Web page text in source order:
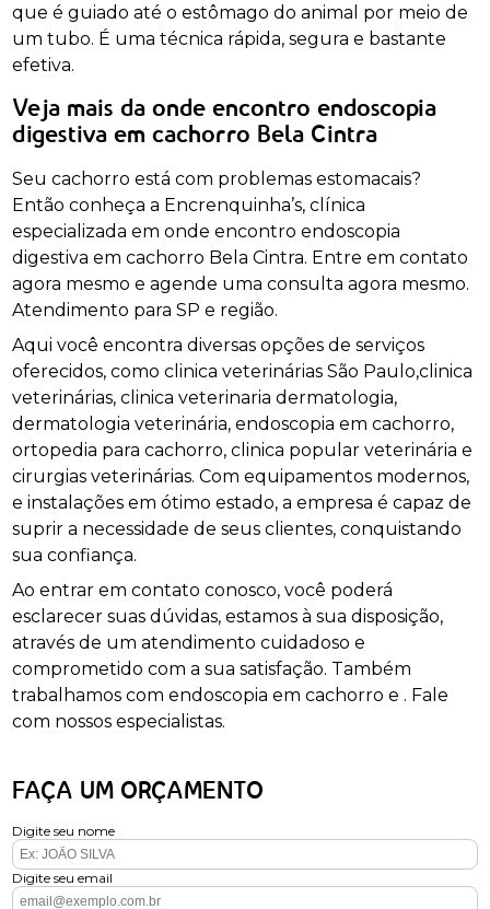
que é guiado até o estômago do animal por meio de
um tubo. É uma técnica rápida, segura e bastante
efetiva.
Veja mais da onde encontro endoscopia
digestiva em cachorro Bela Cintra
Seu cachorro está com problemas estomacais?
Então conheça a Encrenquinha’s, clínica
especializada em onde encontro endoscopia
digestiva em cachorro Bela Cintra. Entre em contato
agora mesmo e agende uma consulta agora mesmo.
Atendimento para SP e região.
Aqui você encontra diversas opções de serviços
oferecidos, como clinica veterinárias São Paulo,clinica
veterinárias, clinica veterinaria dermatologia,
dermatologia veterinária, endoscopia em cachorro,
ortopedia para cachorro, clinica popular veterinária e
cirurgias veterinárias. Com equipamentos modernos,
e instalações em ótimo estado, a empresa é capaz de
suprir a necessidade de seus clientes, conquistando
sua confiança.
Ao entrar em contato conosco, você poderá
esclarecer suas dúvidas, estamos à sua disposição,
através de um atendimento cuidadoso e
comprometido com a sua satisfação. Também
trabalhamos com endoscopia em cachorro e . Fale
com nossos especialistas.
FAÇA UM ORÇAMENTO
Digite seu nome
Digite seu email